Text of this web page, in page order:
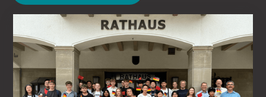
Nǐ hǎo in Attendorn